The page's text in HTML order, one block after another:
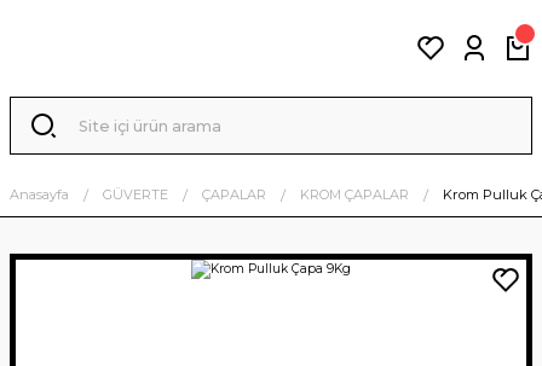
Anasayfa GÜVERTE ÇAPALAR KROM ÇAPALAR Krom Pulluk